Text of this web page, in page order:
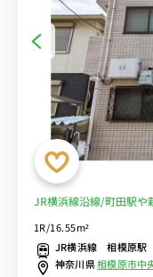
JR横浜線沿線/町田駅や
べるWi-Fi格安レンタル中
1R/16.55m²
JR横浜線 相模原駅
神奈川県相模原市中